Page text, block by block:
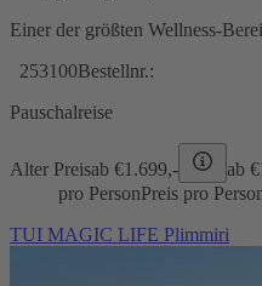
Einer der größten Wellness-
253100Bestellnr.:
Pauschalreise
Alter Preisab €1.699,- ab €
pro PersonPreis pro
TUI MAGIC LIFE Plimmiri